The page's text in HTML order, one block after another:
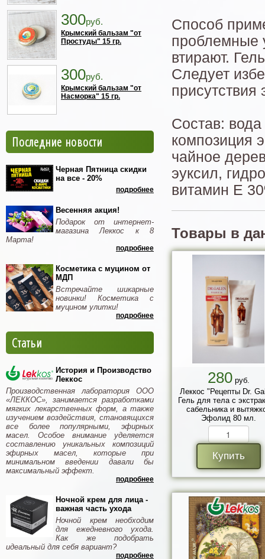
300руб.
Крымский бальзам "от
Простуды" 15 гр.
300руб.
Крымский бальзам "от
Насморка" 15 гр.
Последние новости
Черная Пятница скидки
на все - 20%
подробнее
Весенняя акция!
Подарок от интернет-
магазина Леккос к 8
Марта!
подробнее
Косметика с муцином от
МДП
Встречайте шикарные
новинки! Косметика с
муцином улитки!
подробнее
Статьи
История и Производство
Леккос
Производственная лаборатория ООО
«ЛЕККОС», занимается разработками
мягких лекарственных форм, а также
изучением воздействия, становящихся
все более популярными, эфирных
масел. Особое внимание уделяется
составлению уникальных композиций
эфирных масел, которые при
минимальном введении давали бы
максимальный эффект.
подробнее
Ночной крем для лица -
важная часть ухода
Ночной крем необходим
для ежедневного ухода.
Как же подобрать
идеальный для себя вариант?
подробнее
Способ
проблемные
втирают.
Следует
Состав:
композиция
чайное
эуксил,
витамин Е
Товары в
280руб.
Леккос "Рецепты Dr.
Гель для тела с
сабельника и
Эфолид 80 мл.
Купить